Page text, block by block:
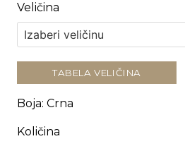
Veličina
TABELA VELIČINA
Boja: Crna
Količina